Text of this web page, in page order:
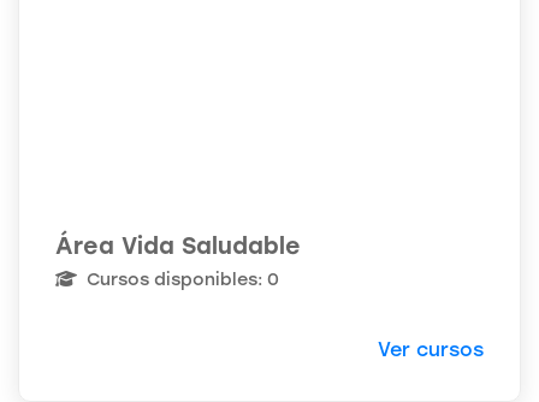
Área Vida Saludable
Cursos disponibles: 0
Ver cursos